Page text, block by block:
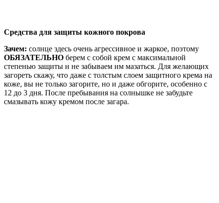
Средства для защиты кожного покрова
Зачем: солнце здесь очень агрессивное и жаркое, поэтому
ОБЯЗАТЕЛЬНО берем с собой крем с максимальной
степенью защиты и не забываем им мазаться. Для желающих
загореть скажу, что даже с толстым слоем защитного крема на
коже, вы не только загорите, но и даже обгорите, особенно с
12 до 3 дня. После пребывания на солнышке не забудьте
смазывать кожу кремом после загара.